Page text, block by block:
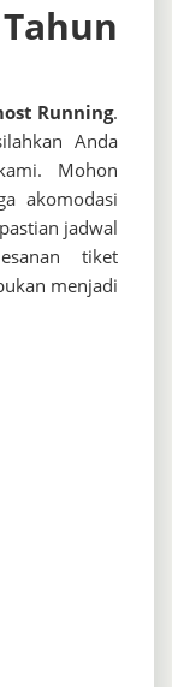
Running.
Anda
Mohon
akomodasi
jadwal
tiket
menjadi